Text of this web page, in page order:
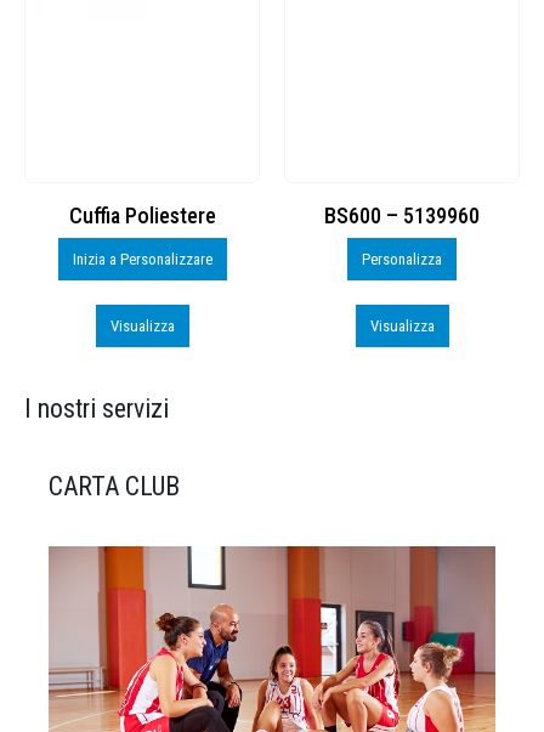
Cuffia Poliestere
Inizia a Personalizzare
Visualizza
BS600 – 5139960
Personalizza
Visualizza
I nostri servizi
CARTA CLUB